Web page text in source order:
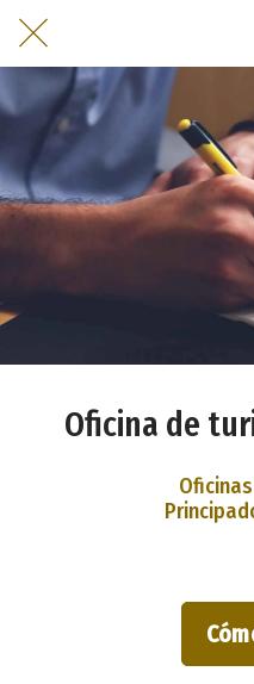
Oficina de